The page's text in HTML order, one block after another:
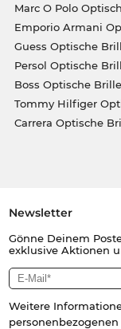
Marc O Polo
Emporio Armani
Guess Optische
Persol Optische
Boss Optische
Tommy Hilfiger
Carrera Optische
Newsletter
Gönne Deinem
exklusive Aktionen
Weitere